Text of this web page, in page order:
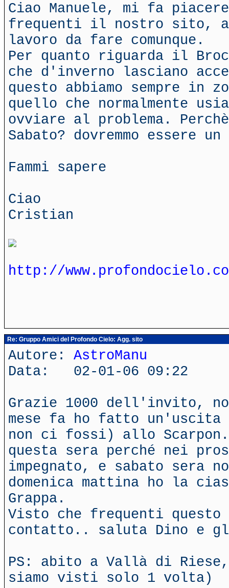
Ciao Manuele, mi fa
frequenti il nostro sito,
lavoro da fare comunque.
Per quanto riguarda il
che d'inverno lasciano
questo abbiamo sempre in
quello che normalmente
ovviare al problema.
Sabato? dovremmo
Fammi sapere
Ciao
Cristian
http://
Re: Gruppo Amici del Profondo Cielo: Agg. sito
Autore: AstroManu
Data: 02-01-06 09:22
Grazie 1000 dell'invito,
mese fa ho fatto
non ci fossi) allo Scarpon.
questa sera perché nei
impegnato, e sabato sera
domenica mattina ho la
Grappa.
Visto che frequenti
contatto.. saluta Dino e
PS: abito a Vallà di
siamo visti solo 1 volta)